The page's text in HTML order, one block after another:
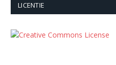
LICENTIE